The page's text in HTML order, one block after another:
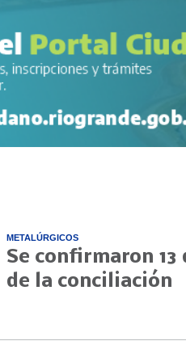
METALÚRGICOS
Se confirmaron
de la conciliación